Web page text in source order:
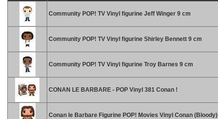
Community POP! TV Vinyl figurine Jeff Winger 9 cm
Community POP! TV Vinyl figurine Shirley Bennett 9 cm
Community POP! TV Vinyl figurine Troy Barnes 9 cm
CONAN LE BARBARE - POP Vinyl 381 Conan !
Conan le Barbare Figurine POP! Movies Vinyl Conan